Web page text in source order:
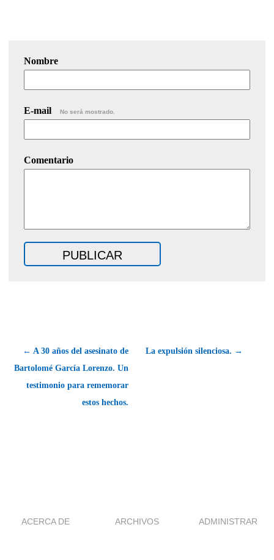
Nombre
E-mail No será mostrado.
Comentario
← A 30 años del asesinato de
Bartolomé García Lorenzo. Un
testimonio para rememorar
estos hechos.
La expulsión silenciosa. →
ACERCA DE ARCHIVOS ADMINISTRAR